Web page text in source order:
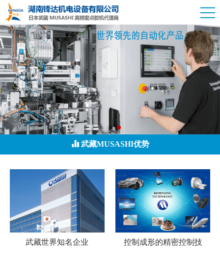
武藏MUSASHI优势
武藏世界知名企业 控制成形的精密控制技